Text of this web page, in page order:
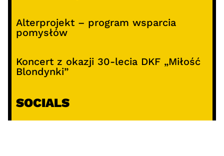
Alterprojekt – program wsparcia
pomysłów
Koncert z okazji 30-lecia DKF „Miłość
Blondynki”
SOCIALS